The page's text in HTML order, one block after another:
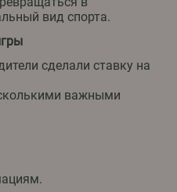
вид спорта.
сделали ставку на
важными